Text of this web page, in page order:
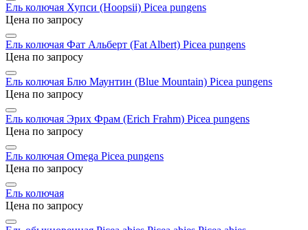
Ель колючая Хупси (Hoopsii) Picea pungens
Цена по запросу
Ель колючая Фат Альберт (Fat Albert) Picea pungens
Цена по запросу
Ель колючая Блю Маунтин (Blue Mountain) Picea pungens
Цена по запросу
Ель колючая Эрих Фрам (Erich Frahm) Picea pungens
Цена по запросу
Ель колючая Omega Picea pungens
Цена по запросу
Ель колючая
Цена по запросу